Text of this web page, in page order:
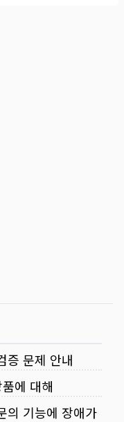
증 문제 안내
에 대해
의 기능에 장애가